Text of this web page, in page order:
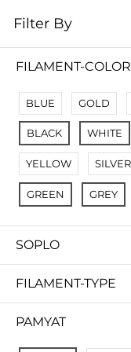
No Results
Not Found Filters1
Not Found Filters2
Filter By
FILAMENT-COLOR
BLUE GOLD
BLACK WHITE
YELLOW SILVER
GREEN GREY
SOPLO
FILAMENT-TYPE
PAMYAT